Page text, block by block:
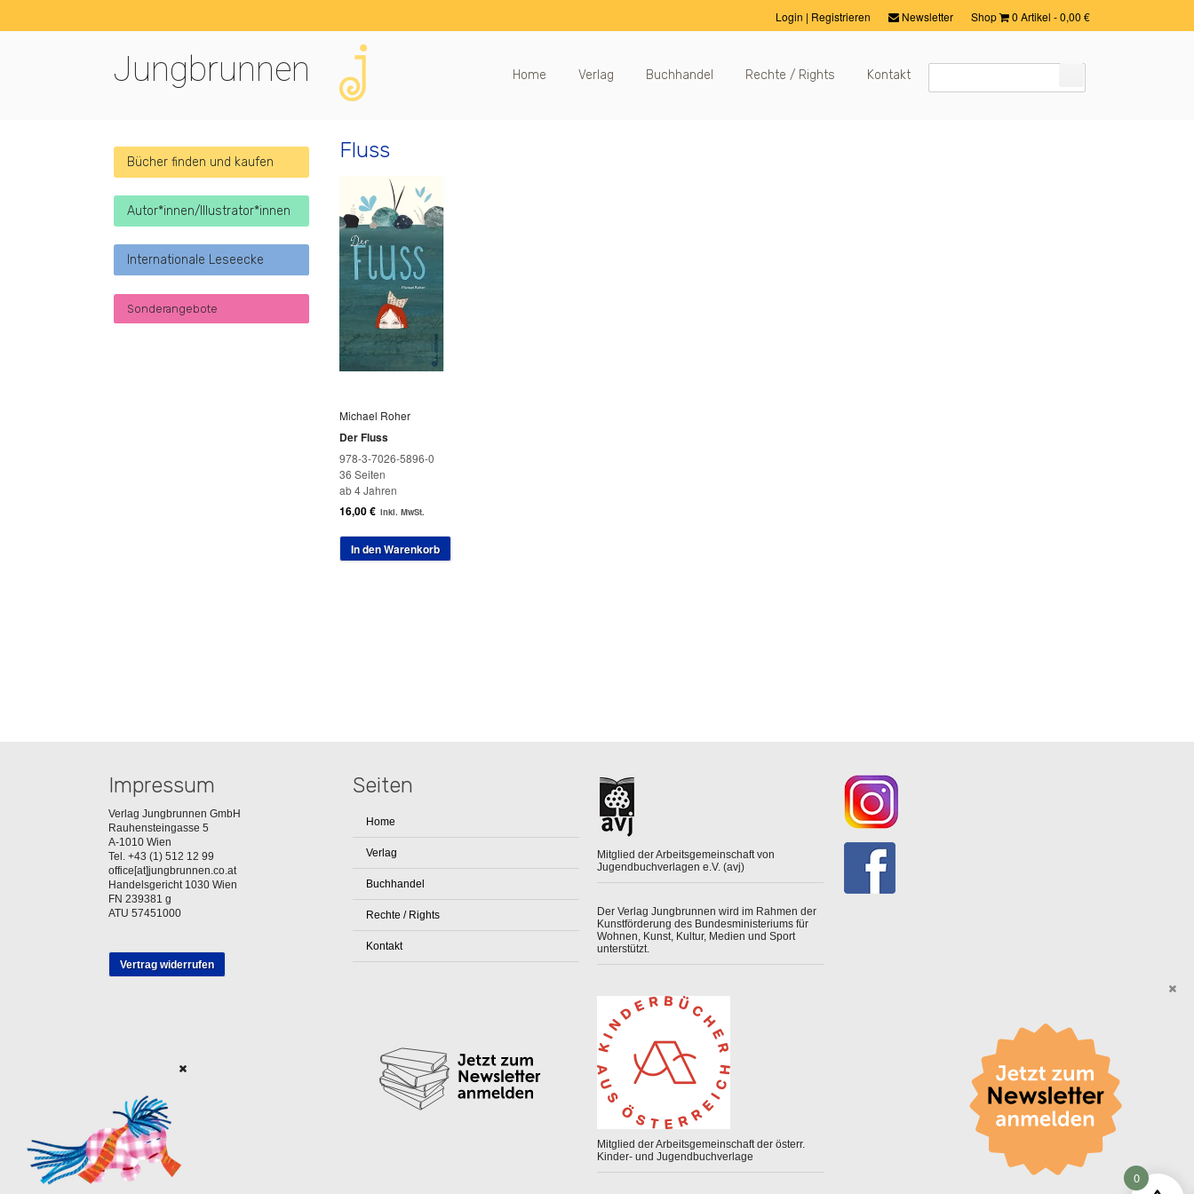
Shop 0 Artikel -0,00 €
Newsletter
Login | Registrieren
Jungbrunnen Home Verlag Buchhandel Rechte / Rights Kontakt
Fluss
Michael Roher
Der Fluss
978-3-7026-5896-0
36 Seiten
ab 4 Jahren
16,00€ inkl. MwSt.
In den Warenkorb
Bücher finden und kaufen
Autor*innen/Illustrator*innen
Internationale Leseecke
Sonderangebote
Impressum
Verlag Jungbrunnen GmbH
Rauhensteingasse 5
A-1010 Wien
Tel. +43 (1) 512 12 99
office[at]jungbrunnen.co.at
Handelsgericht 1030 Wien
FN 239381 g
ATU 57451000
Vertrag widerrufen
Seiten
Home
Verlag
Buchhandel
Rechte / Rights
Kontakt
Mitglied der Arbeitsgemeinschaft von
Jugendbuchverlagen e.V. (avj)
Der Verlag Jungbrunnen wird im Rahmen der
Kunstförderung des Bundesministeriums für
Wohnen, Kunst, Kultur, Medien und Sport
unterstützt.
Mitglied der Arbeitsgemeinschaft der österr.
Kinder- und Jugendbuchverlage
0